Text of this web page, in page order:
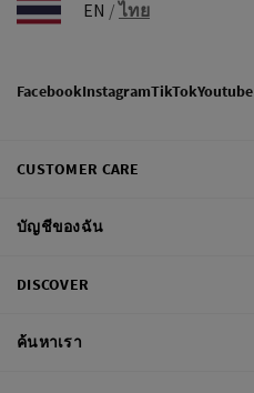
EN /ไทย
FacebookInstagramTikTokYoutube
CUSTOMER CARE
บัญชีของฉัน
DISCOVER
ค้นหาเรา